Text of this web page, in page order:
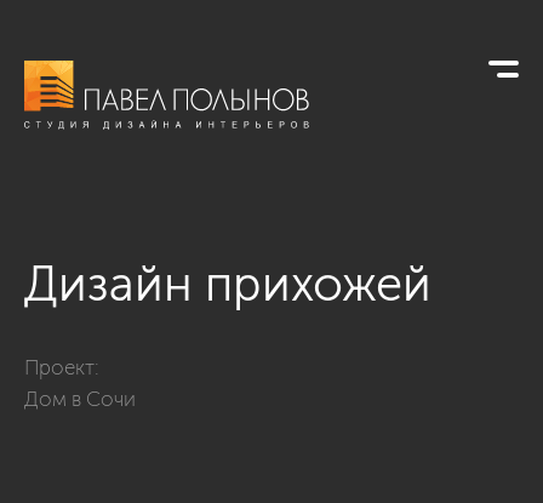
Дизайн прихожей
Проект:
Дом в Сочи